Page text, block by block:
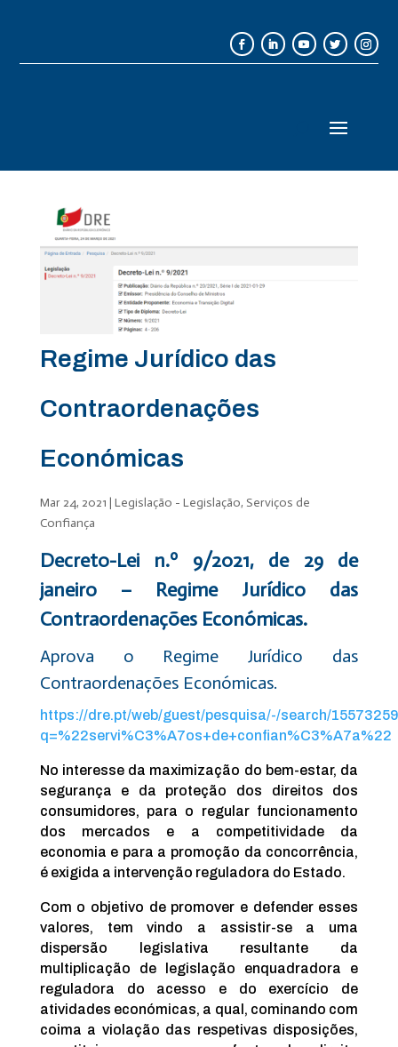
Regime Jurídico das
Contraordenações
Económicas
Mar 24, 2021 | Legislação - Legislação, Serviços de
Confiança
Decreto-Lei n.º 9/2021, de 29 de
janeiro – Regime Jurídico das
Contraordenações Económicas.
Aprova o Regime Jurídico das
Contraordenações Económicas.
https://dre.pt/web/guest/pesquisa/-/search/
q=%22servi%C3%A7os+de+confian%C3%A7a%22
No interesse da maximização do bem-estar, da
segurança e da proteção dos direitos dos
consumidores, para o regular funcionamento
dos mercados e a competitividade da
economia e para a promoção da concorrência,
é exigida a intervenção reguladora do Estado.
Com o objetivo de promover e defender esses
valores, tem vindo a assistir-se a uma
dispersão legislativa resultante da
multiplicação de legislação enquadradora e
reguladora do acesso e do exercício de
atividades económicas, a qual, cominando com
coima a violação das respetivas disposições,